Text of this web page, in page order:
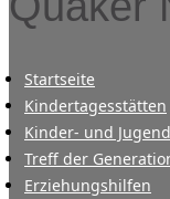
Startseite
Kindertagesstätten
Kinder- und
Treff der
Erziehungshilfen